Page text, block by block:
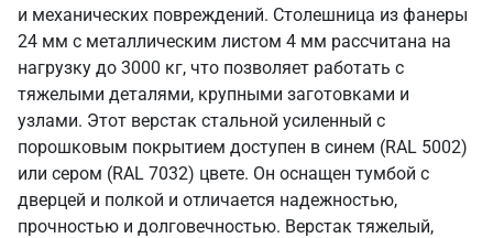
и механических повреждений. Столешница из фанеры
24 мм с металлическим листом 4 мм рассчитана на
нагрузку до 3000 кг, что позволяет работать с
тяжелыми деталями, крупными заготовками и
узлами. Этот верстак стальной усиленный с
порошковым покрытием доступен в синем (RAL 5002)
или сером (RAL 7032) цвете. Он оснащен тумбой с
дверцей и полкой и отличается надежностью,
прочностью и долговечностью. Верстак тяжелый,